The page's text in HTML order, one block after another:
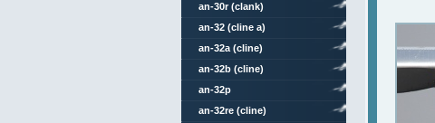
an-30r (clank)
an-32 (cline a)
an-32a (cline)
an-32b (cline)
an-32p
an-32re (cline)